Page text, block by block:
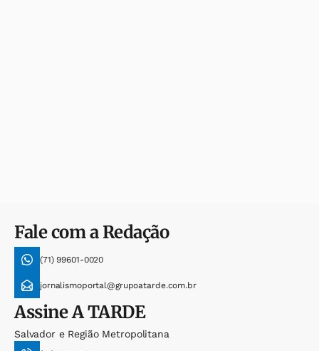
Fale com a Redação
(71) 99601-0020
jornalismoportal@grupoatarde.com.br
AssineA TARDE
Salvador e Região Metropolitana